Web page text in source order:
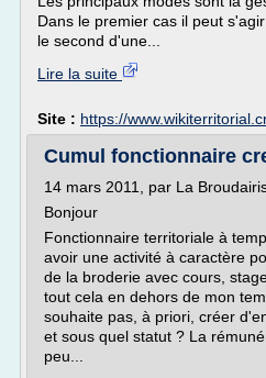
Dans le premier cas il peut
le second d'une...
Lire la suite
Site : https://
Cumul fonctionnaire
14 mars 2011, par La
Bonjour
Fonctionnaire territoriale à
avoir une activité à caractère
de la broderie avec cours,
tout cela en dehors de mon
souhaite pas, à priori, créer
et sous quel statut ? La
peu...